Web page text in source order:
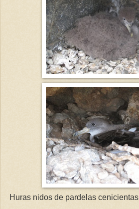
Huras nidos de pardelas cenicientas